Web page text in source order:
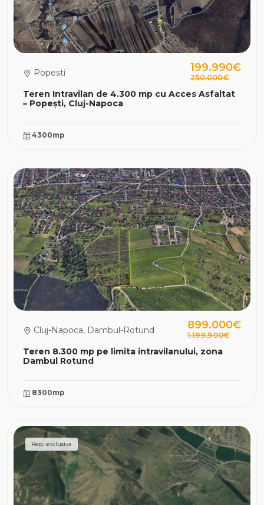
Teren Intravilan de 4.300 mp cu Acces Asfaltat
– Popești, Cluj-Napoca
Popesti 199.990€
250.000€
4300mp
Teren 8.300 mp pe limita intravilanului, zona
Dambul Rotund
Cluj-Napoca, Dambul-Rotund 899.000€
1.199.900€
8300mp
Rep. exclusiva